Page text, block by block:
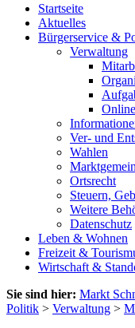
Startseite
Aktuelles
Bürgerservice &
Verwaltung
Ver- und
Wahlen
Ortsrecht
Steuern,
Weitere
Datenschutz
Leben & Wohnen
Freizeit &
Wirtschaft &
Sie sind hier: Markt
Politik > Verwaltung >